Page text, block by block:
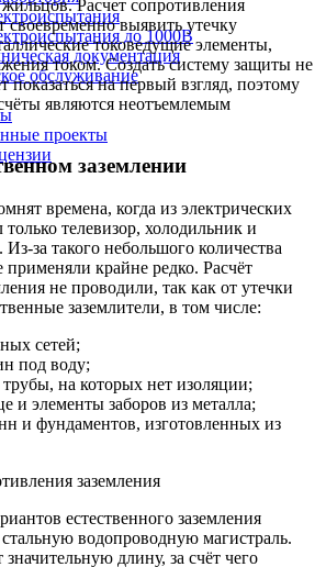
до 1000В
документация
обслуживание
проекты
жильцов. Расчет сопротивления
своевременно выявить утечку
токоведущие элементы,
током. Создать систему защиты не
показаться на первый взгляд, поэтому
являются неотъемлемым
заземлении
времена, когда из электрических
телевизор, холодильник и
за такого небольшого количества
применяли крайне редко. Расчёт
не проводили, так как от утечки
заземлители, в том числе:
сетей;
под воду;
на которых нет изоляции;
и элементы заборов из металла;
и фундаментов, изготовленных из
естественного заземления
водопроводную магистраль.
длину, за счёт чего